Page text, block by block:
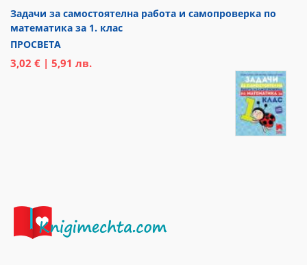
Задачи за самостоятелна работа и самопроверка по
математика за 1. клас
ПРОСВЕТА
3,02 € | 5,91 лв.